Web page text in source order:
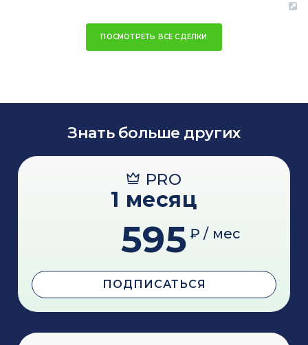
ПОСМОТРЕТЬ ВСЕ СДЕЛКИ
Знать больше других
PRO
1 месяц
595 ₽ / мес
ПОДПИСАТЬСЯ